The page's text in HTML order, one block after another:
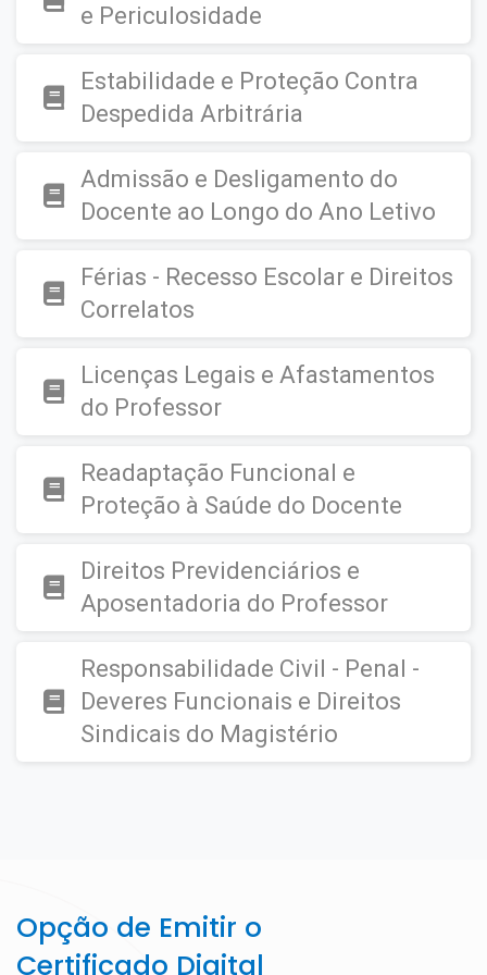
e Periculosidade
Estabilidade e Proteção Contra
Despedida Arbitrária
Admissão e Desligamento do
Docente ao Longo do Ano Letivo
Férias - Recesso Escolar e Direitos
Correlatos
Licenças Legais e Afastamentos
do Professor
Readaptação Funcional e
Proteção à Saúde do Docente
Direitos Previdenciários e
Aposentadoria do Professor
Responsabilidade Civil - Penal -
Deveres Funcionais e Direitos
Sindicais do Magistério
Opção de Emitir o
Certificado Digital